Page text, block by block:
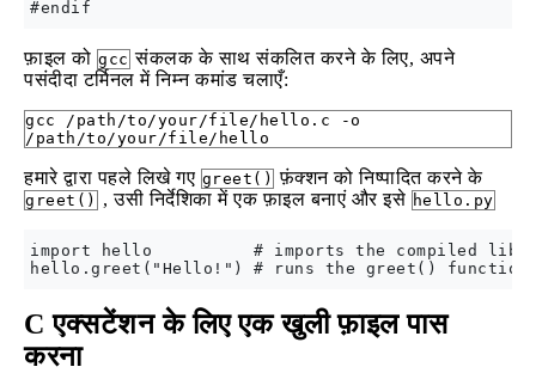
फ़ाइल को gcc संकलक के साथ संकलित करने के लिए, अपने
पसंदीदा टर्मिनल में निम्न कमांड चलाएँ:
gcc /path/to/your/file/hello.c -o
/path/to/your/file/hello
हमारे द्वारा पहले लिखे गए greet() फ़ंक्शन को निष्पादित करने के
greet() , उसी निर्देशिका में एक फ़ाइल बनाएं और इसे hello.py
import hello          # imports the compiled
C एक्सटेंशन के लिए एक खुली फ़ाइल पास
करना